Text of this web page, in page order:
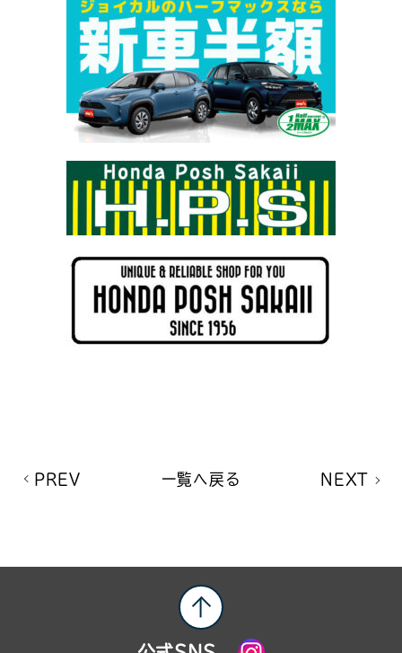
PREV 一覧へ戻る NEXT